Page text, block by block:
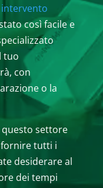
così facile e
tuo
con
o la
questo settore
tutti i
desiderare al
dei tempi